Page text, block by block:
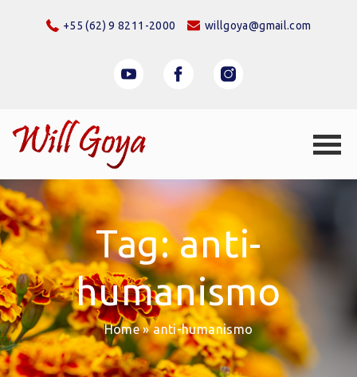
+55 (62) 9 8211-2000 willgoya@gmail.com
Tag: anti-
humanismo
Home»anti-humanismo